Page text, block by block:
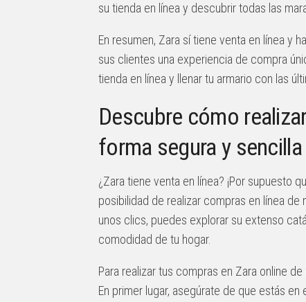
su tienda en línea y descubrir todas las
En resumen, Zara sí tiene venta en línea y
sus clientes una experiencia de compra
tienda en línea y llenar tu armario con las
Descubre cómo
forma segura y sencilla
¿Zara tiene venta en línea? ¡Por supuesto
posibilidad de realizar compras en línea
unos clics, puedes explorar su extenso
comodidad de tu hogar.
Para realizar tus compras en Zara online
En primer lugar, asegúrate de que estás